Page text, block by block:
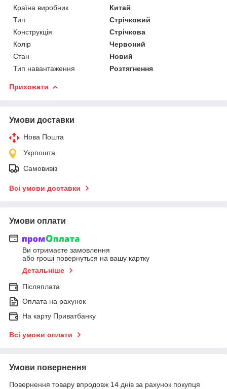
Країна виробник
Китай
Тип
Стрічковий
Конструкція
Стрічкова
Колір
Червоний
Стан
Новий
Тип навантаження
Розтягнення
Приховати
Умови доставки
Нова Пошта
Укрпошта
Самовивіз
Всі умови доставки
Умови оплати
Ви отримаєте замовлення
або гроші повернуться на вашу картку
Детальніше
Післяплата
Оплата на рахунок
На карту Приватбанку
Всі умови оплати
Умови повернення
Повернення товару впродовж 14 днів за рахунок покупця